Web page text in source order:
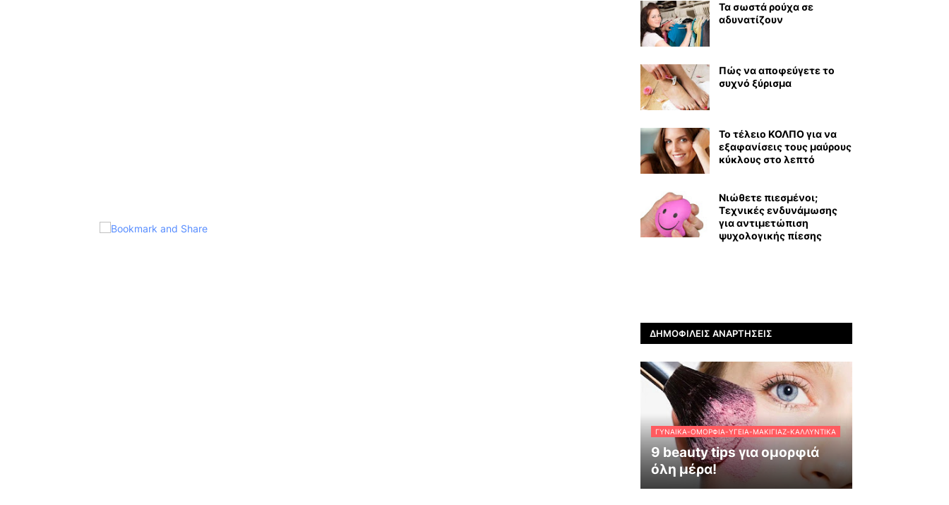
Τα σωστά ρούχα σε
αδυνατίζουν
Πώς να αποφεύγετε το
συχνό ξύρισμα
Το τέλειο ΚΟΛΠΟ για να
εξαφανίσεις τους μαύρους
κύκλους στο λεπτό
Νιώθετε πιεσμένοι;
Τεχνικές ενδυνάμωσης
για αντιμετώπιση
ψυχολογικής πίεσης
ΔΗΜΟΦΙΛΕΊΣ ΑΝΑΡΤΉΣΕΙΣ
ΓΥΝΑΊΚΑ-ΟΜΟΡΦΙΆ-ΥΓΕΊΑ-ΜΑΚΙΓΙΆΖ-ΚΑΛΛΥΝΤΙΚΆ
9 beauty tips για ομορφιά
όλη μέρα!